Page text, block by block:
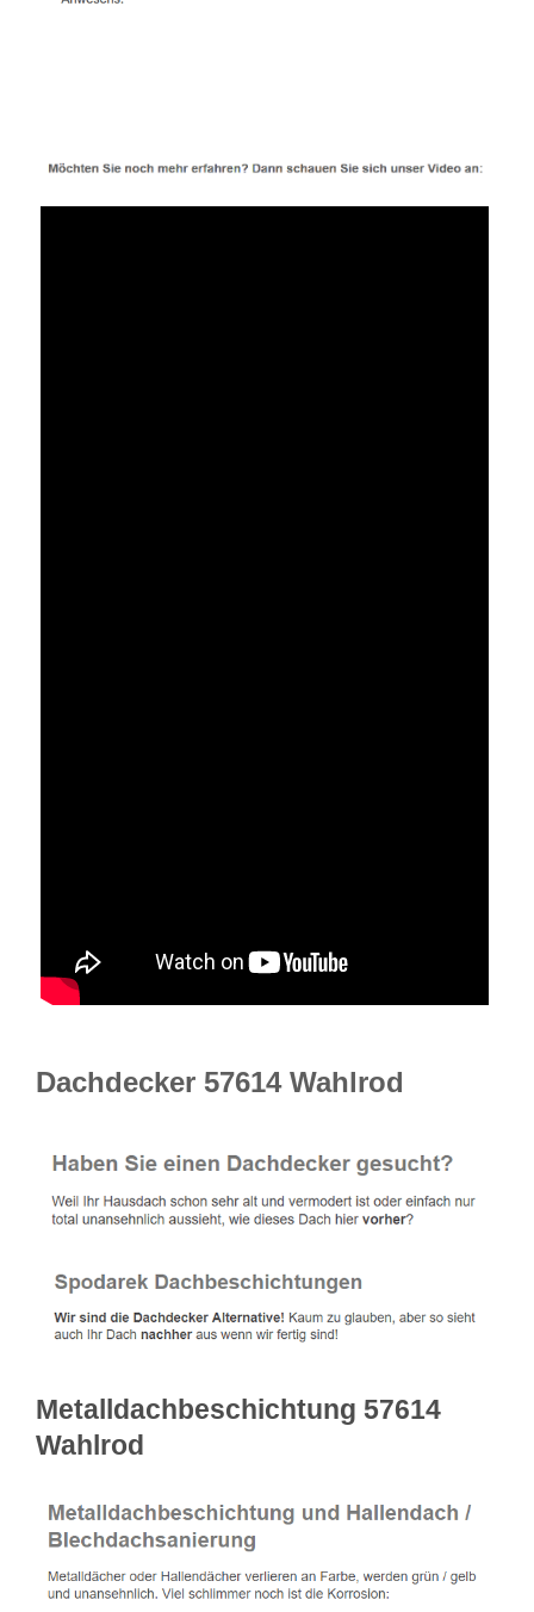
Dachdecker 57614 Wahlrod
Metalldachbeschichtung 57614
Wahlrod